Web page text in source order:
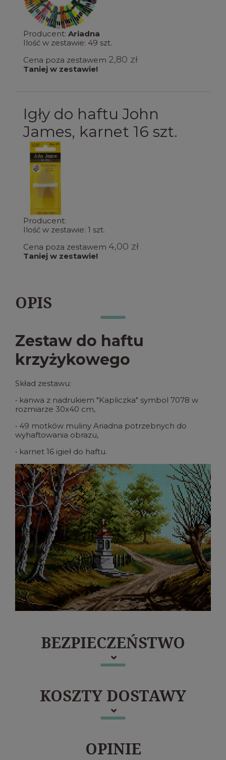
Producent: Ariadna
Ilość w zestawie: 49 szt.
Cena poza zestawem 2,80 zł
Taniej w zestawie!
Igły do haftu John
James, karnet 16 szt.
Producent:
Ilość w zestawie: 1 szt.
Cena poza zestawem 4,00 zł
Taniej w zestawie!
OPIS
Zestaw do haftu
krzyżykowego
Skład zestawu:
• kanwa z nadrukiem "Kapliczka" symbol 7078 w
rozmiarze 30x40 cm,
• 49 motków muliny Ariadna potrzebnych do
wyhaftowania obrazu,
• karnet 16 igieł do haftu.
BEZPIECZEŃSTWO
KOSZTY DOSTAWY
OPINIE